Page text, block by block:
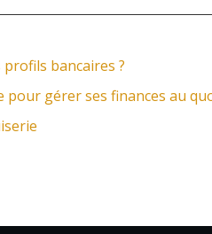
bancaires ?
pour gérer ses finances au